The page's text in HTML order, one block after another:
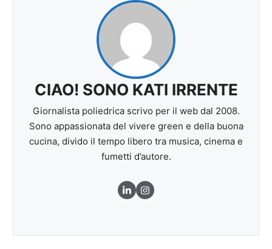
CIAO! SONO KATI IRRENTE
Giornalista poliedrica scrivo per il web dal 2008.
Sono appassionata del vivere green e della buona
cucina, divido il tempo libero tra musica, cinema e
fumetti d’autore.